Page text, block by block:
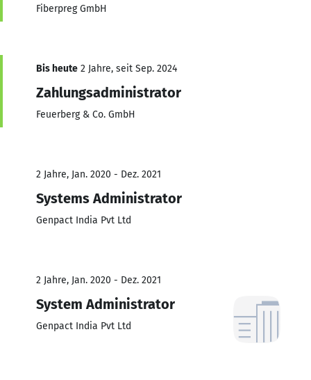
Fiberpreg GmbH
Bis heute 2 Jahre, seit Sep. 2024
Zahlungsadministrator
Feuerberg & Co. GmbH
2 Jahre, Jan. 2020 - Dez. 2021
Systems Administrator
Genpact India Pvt Ltd
2 Jahre, Jan. 2020 - Dez. 2021
System Administrator
Genpact India Pvt Ltd